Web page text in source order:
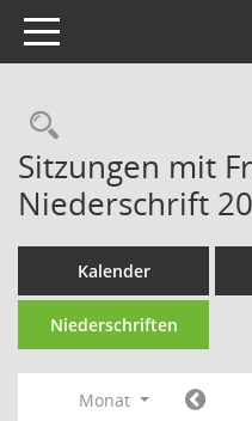
Toggle navigation
Sitzungen mit
Niederschrift
Kalender
Niederschriften
Monat